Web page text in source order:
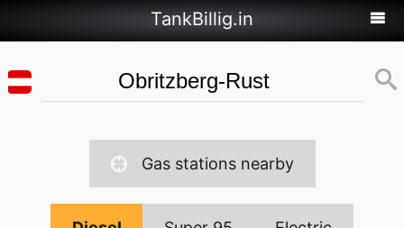
TankBillig.in
Gas stations nearby